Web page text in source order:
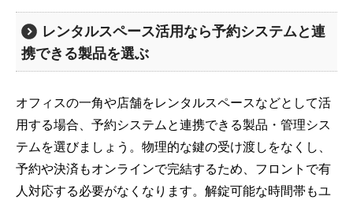
レンタルスペース活用なら予約システムと連
携できる製品を選ぶ
オフィスの一角や店舗をレンタルスペースなどとして活
用する場合、予約システムと連携できる製品・管理シス
テムを選びましょう。物理的な鍵の受け渡しをなくし、
予約や決済もオンラインで完結するため、フロントで有
人対応する必要がなくなります。解錠可能な時間帯もユ